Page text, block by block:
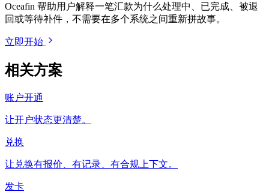
Oceafin 帮助用户解释一笔汇款为什么处理中、已完成、被退
回或等待补件，不需要在多个系统之间重新拼故事。
立即开始
相关方案
账户开通
让开户状态更清楚。
兑换
让兑换有报价、有记录、有合规上下文。
发卡